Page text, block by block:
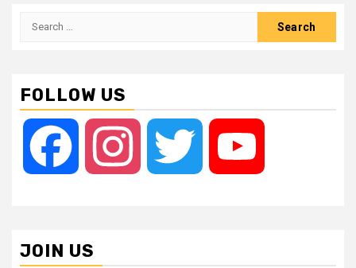
Search
FOLLOW US
Facebook Instagram Twitter
JOIN US